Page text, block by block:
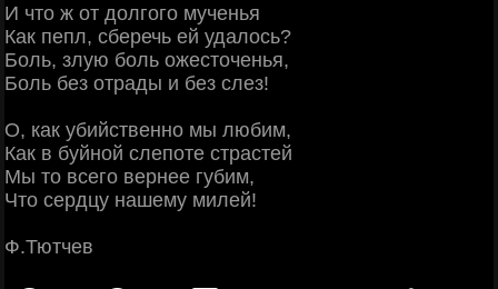
И что ж от долгого мученья
Как пепл, сберечь ей удалось?
Боль, злую боль ожесточенья,
Боль без отрады и без слез!
О, как убийственно мы любим,
Как в буйной слепоте страстей
Мы то всего вернее губим,
Что сердцу нашему милей!
Ф.Тютчев